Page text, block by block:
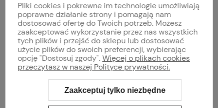
PŁATNOŚCI I DOSTAWA
INFORMACJE
O NAS
Sklep internetowy Shoper Premium Szablon Shoper Modern 3.0™
Pliki cookies i pokrewne im technologie umożliwiają
poprawne działanie strony i pomagają nam
dostosować ofertę do Twoich potrzeb. Możesz
zaakceptować wykorzystanie przez nas wszystkich
tych plików i przejść do sklepu lub dostosować
użycie plików do swoich preferencji, wybierając
opcję "Dostosuj zgody".Więcej o plikach cookies
przeczytasz w naszej Polityce prywatności.
Zaakceptuj tylko niezbędne